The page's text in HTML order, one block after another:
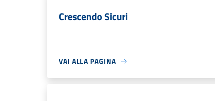
Crescendo Sicuri
VAI ALLA PAGINA